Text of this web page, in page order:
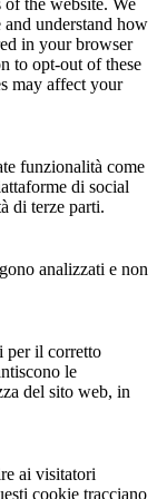
the website. We
understand how
in your browser
to opt-out of these
may affect your
funzionalità come
di social
di terze parti.
analizzati e non
per il corretto
le
del sito web, in
ai visitatori
cookie tracciano